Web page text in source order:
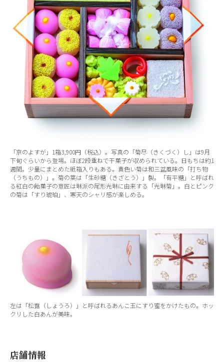
「京のよすが」1箱3,900円（税込）。写真の「菊尽（きくづく）し」は9月
下旬ぐらいから登場。ほぼ2段重ねで干菓子が収められている。日もちは約1
週間。少量にまとめた紙箱入りもある。黄色い菊は和三盆風味の「打ち物
（うちもの）」。菊の葉は「生砂糖（きざとう）」製。「有平糖」と呼ばれ
る紅白の飴菓子の意匠は琳派の尾形光琳に由来する「光琳菊」。白とピンク
の菊は「すり琥珀」、寒天のシャリ感が楽しめる。
左は「松露（しょうろ）」と呼ばれるあんこ玉にすり蜜をかけたもの。ホッ
クリした白あんが美味。
店舗情報